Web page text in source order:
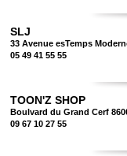
SLJ
33 Avenue esTemps
05 49 41 55 55
TOON'Z SHOP
Boulvard du Grand Cerf
09 67 10 27 55